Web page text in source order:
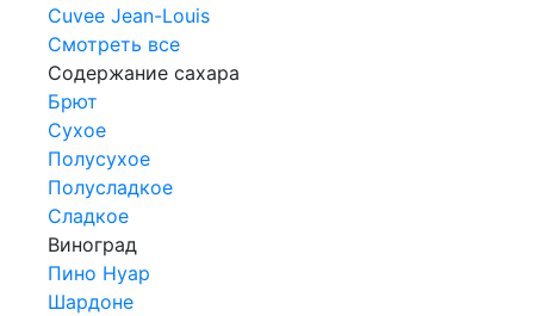
Cuvee Jean-Louis
Смотреть все
Содержание сахара
Брют
Сухое
Полусухое
Полусладкое
Сладкое
Виноград
Пино Нуар
Шардоне